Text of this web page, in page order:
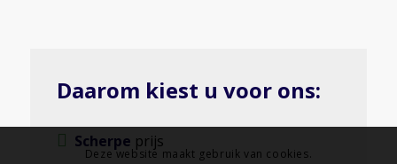
Daarom kiest u voor ons:
Scherpe prijs
Deze website maakt gebruik van cookies.